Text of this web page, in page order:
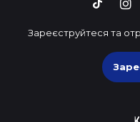
Зареєструйтеся та